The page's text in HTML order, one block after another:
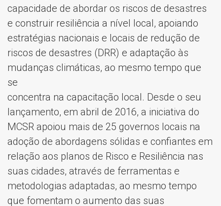
capacidade de abordar os riscos de desastres
e construir resiliência a nível local, apoiando
estratégias nacionais e locais de redução de
riscos de desastres (DRR) e adaptação às
mudanças climáticas, ao mesmo tempo que
se
concentra na capacitação local. Desde o seu
lançamento, em abril de 2016, a iniciativa do
MCSR apoiou mais de 25 governos locais na
adoção de abordagens sólidas e confiantes em
relação aos planos de Risco e Resiliência nas
suas cidades, através de ferramentas e
metodologias adaptadas, ao mesmo tempo
que fomentam o aumento das suas